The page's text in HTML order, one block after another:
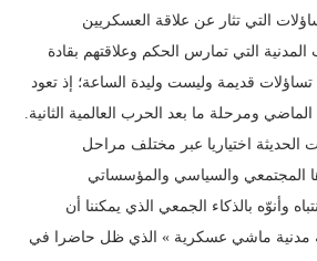
التي تثار عن علاقة العسكريين
المدنية التي تمارس الحكم وعلاقتهم بقادة
قديمة وليست وليدة الساعة؛ إذ تعود
الماضي ومرحلة ما بعد الحرب العالمية الثانية.
الحديثة اختياريا عبر مختلف مراحل
وأنوّه بالذكاء الجمعي الذي يمكننا أن
مدنية ماشي عسكرية » الذي ظل حاضرا في